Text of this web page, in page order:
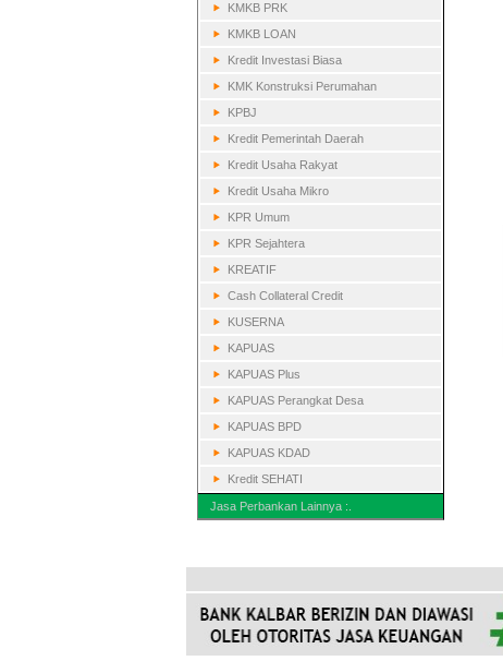
KMKB PRK
KMKB LOAN
Kredit Investasi Biasa
KMK Konstruksi Perumahan
KPBJ
Kredit Pemerintah Daerah
Kredit Usaha Rakyat
Kredit Usaha Mikro
KPR Umum
KPR Sejahtera
KREATIF
Cash Collateral Credit
KUSERNA
KAPUAS
KAPUAS Plus
KAPUAS Perangkat Desa
KAPUAS BPD
KAPUAS KDAD
Kredit SEHATI
Jasa Perbankan Lainnya :.